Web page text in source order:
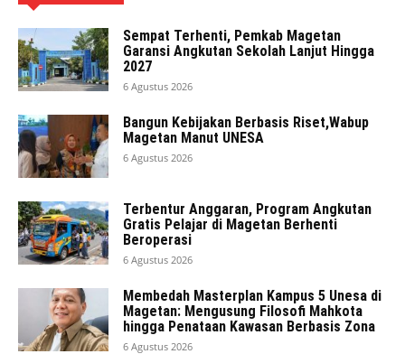
Sempat Terhenti, Pemkab Magetan
Garansi Angkutan Sekolah Lanjut Hingga
2027
6 Agustus 2026
Bangun Kebijakan Berbasis Riset,Wabup
Magetan Manut UNESA
6 Agustus 2026
Terbentur Anggaran, Program Angkutan
Gratis Pelajar di Magetan Berhenti
Beroperasi
6 Agustus 2026
Membedah Masterplan Kampus 5 Unesa di
Magetan: Mengusung Filosofi Mahkota
hingga Penataan Kawasan Berbasis Zona
6 Agustus 2026